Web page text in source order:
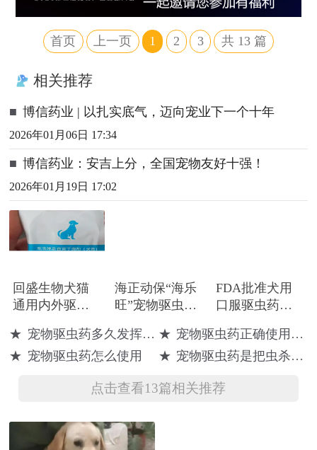
首页 上一页 1 2 3 共13 篇
相关推荐
■ 博信药业 | 以扎实底气，迈向宠业下一个十年
2026年01月06日 17:34
■ 博信药业：安吉上分，全国宠物友好十强！
2026年01月19日 17:02
回盛生物犬猫
通用内外驱虫
官宣获批上
市！
海正动保“海乐
旺”宠物驱虫药
程碑与未来展
望
FDA批准犬用
口服驱虫药
Quattro，可预
防六种寄生虫
★ 宠物驱虫药多久发挥药效 ★ 宠物驱虫药正确使用方法
★ 宠物驱虫药怎么使用 ★ 宠物驱虫药是把虫杀死了还是驱赶了
点击查看13篇相关推荐